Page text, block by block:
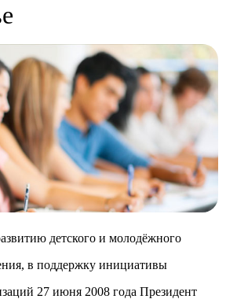
детского и молодёжного
в поддержку инициативы
27 июня 2008 года Президент